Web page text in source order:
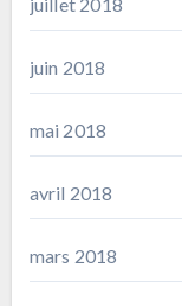
juillet 2018
juin 2018
mai 2018
avril 2018
mars 2018